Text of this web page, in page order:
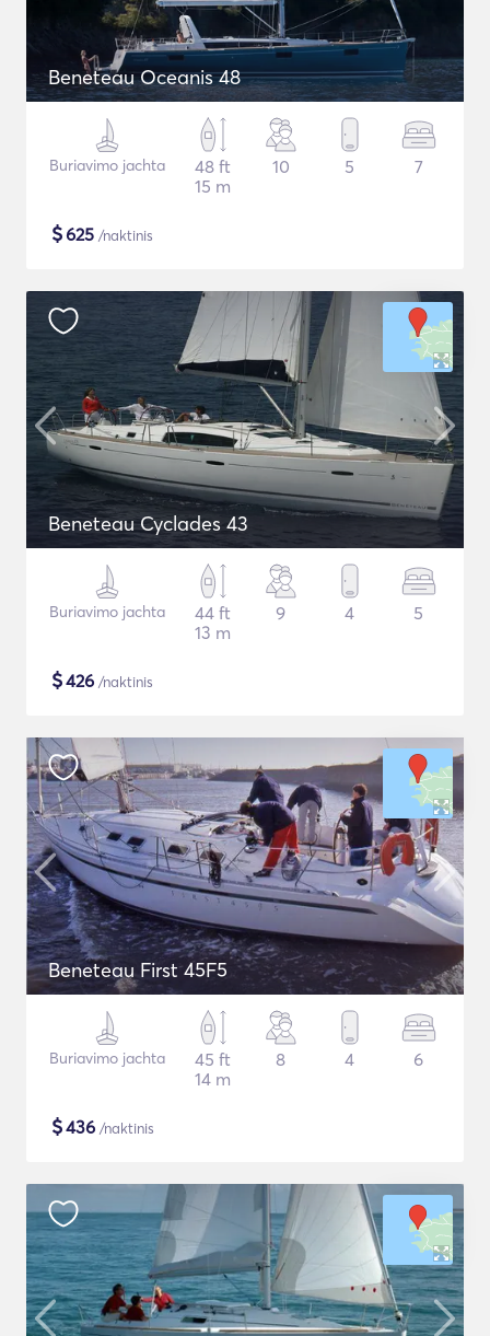
Beneteau Oceanis 48
Buriavimo jachta
48 ft
15 m
10 5 7
$625 /naktinis
Beneteau Cyclades 43
Buriavimo jachta
44 ft
13 m
9 4 5
$426 /naktinis
Beneteau First 45F5
Buriavimo jachta
45 ft
14 m
8 4 6
$436 /naktinis